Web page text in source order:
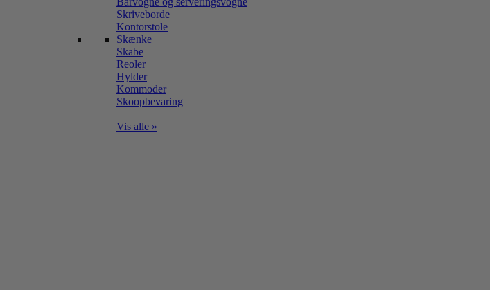
Skriveborde
Kontorstole
Skænke
Skabe
Reoler
Hylder
Kommoder
Skoopbevaring
Vis alle »